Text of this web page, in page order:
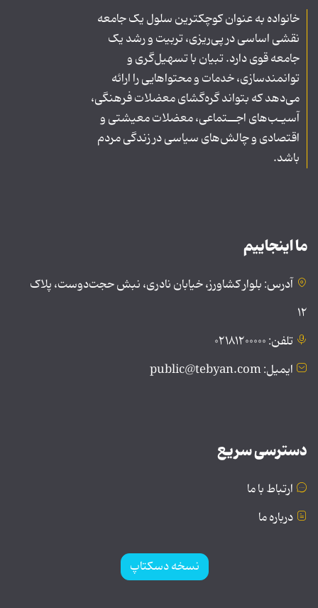
خانواده به عنوان کوچکترین سلول یک جامعه
نقشی اساسی در پی‌ریزی، تربیت و رشد یک
جامعه قوی دارد. تبیان با تسهیل‌گری و
توانمندسازی، خدمات و محتواهایی را ارائه
می‌دهد که بتواند گره‌گشای معضلات فرهنگی،
آسیـب‌های اجــتماعی، معضلات معیشتی و
اقتصادی و چالش‌های سیاسی در زندگی مردم
باشد.
ما اینجاییم
آدرس: بلوار کشاورز، خیابان نادری، نبش حجت‌دوست، پلاک
۱۲
تلفن: ۰۲۱۸۱۲۰۰۰۰۰
ایمیل: public@tebyan.com
دسترسی سریع
ارتباط با ما
درباره ما
نسخه دسکتاپ